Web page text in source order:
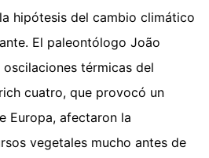
hipótesis del cambio climático
El paleontólogo João
térmicas del
cuatro, que provocó un
Europa, afectaron la
vegetales mucho antes de